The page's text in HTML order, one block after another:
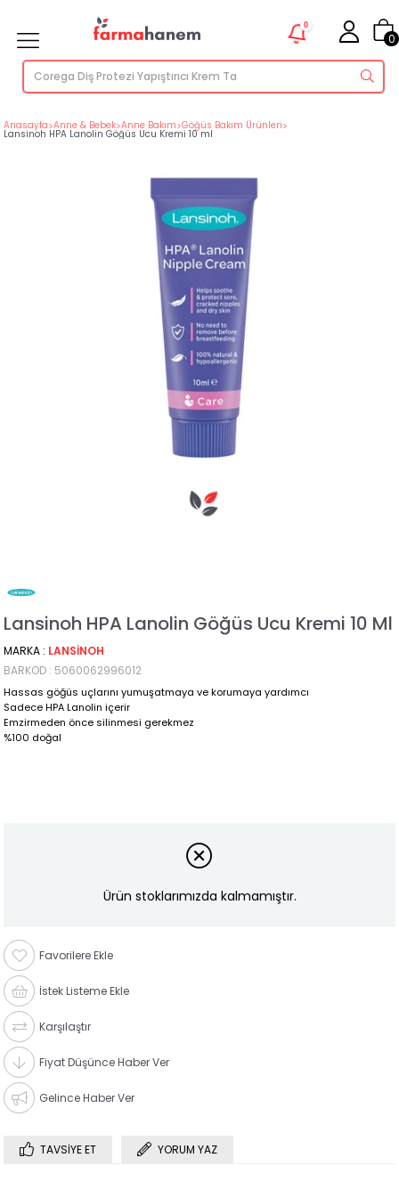
0
0
Anasayfa>Anne & Bebek>Anne Bakım>Göğüs Bakım Ürünleri>
Lansinoh HPA Lanolin Göğüs Ucu Kremi 10 ml
Lansinoh HPA Lanolin Göğüs Ucu Kremi 10 Ml
MARKA : LANSINOH
BARKOD : 5060062996012
Hassas göğüs uçlarını yumuşatmaya ve korumaya yardımcı
Sadece HPA Lanolin içerir
Emzirmeden önce silinmesi gerekmez
%100 doğal
Ürün stoklarımızda kalmamıştır.
Favorilere Ekle
İstek Listeme Ekle
Karşılaştır
Fiyat Düşünce Haber Ver
Gelince Haber Ver
TAVSIYE ET YORUM YAZ